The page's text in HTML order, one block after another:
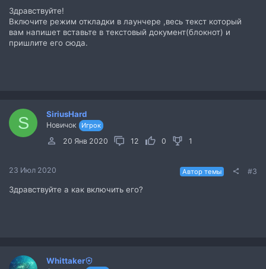
Здравствуйте!
Включите режим откладки в лаунчере ,весь текст который
вам напишет вставьте в текстовый документ(блокнот) и
пришлите его сюда.
S SiriusHard
Новичок Игрок
20 Янв 2020 12 0 1
23 Июл 2020 Автор темы #3
Здравствуйте а как включить его?
Whittaker